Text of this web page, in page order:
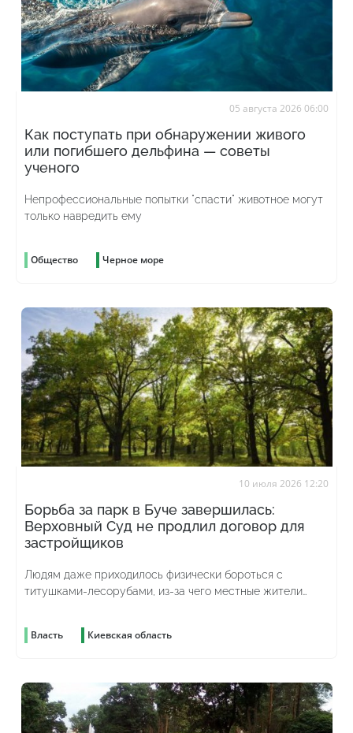
05 августа 2026 06:00
Как поступать при обнаружении живого
или погибшего дельфина — советы
ученого
Непрофессиональные попытки "спасти" животное могут
только навредить ему
Общество Черное море
10 июля 2026 12:20
Борьба за парк в Буче завершилась:
Верховный Суд не продлил договор для
застройщиков
Людям даже приходилось физически бороться с
титушками-лесорубами, из-за чего местные жители
Власть Киевская область